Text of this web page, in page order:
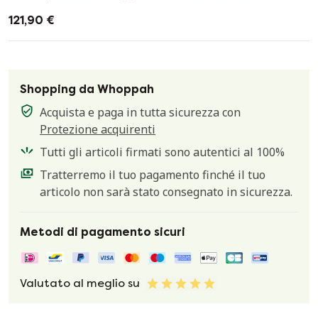
121,90 €
Shopping da Whoppah
Acquista e paga in tutta sicurezza con
Protezione acquirenti
Tutti gli articoli firmati sono autentici al 100%
Tratterremo il tuo pagamento finché il tuo
articolo non sarà stato consegnato in sicurezza.
Metodi di pagamento sicuri
Valutato al meglio su